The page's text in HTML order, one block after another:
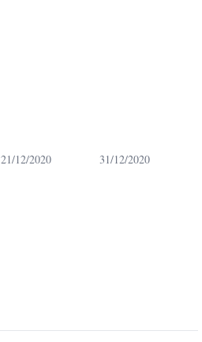
21/12/2020 31/12/2020